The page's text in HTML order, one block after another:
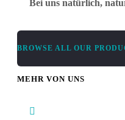
Bei uns natürlich,
BROWSE ALL OUR
MEHR VON UNS
